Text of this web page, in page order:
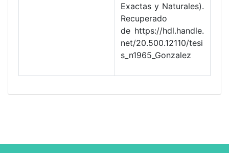
Exactas y Naturales).
Recuperado
de https://hdl.handle.
net/20.500.12110/tesi
s_n1965_Gonzalez